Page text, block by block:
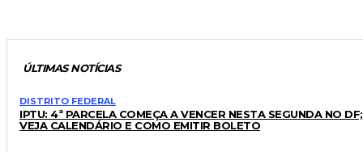
ÚLTIMAS NOTÍCIAS
DISTRITO FEDERAL
IPTU: 4ª PARCELA COMEÇA A VENCER NESTA SEGUNDA NO DF;
VEJA CALENDÁRIO E COMO EMITIR BOLETO